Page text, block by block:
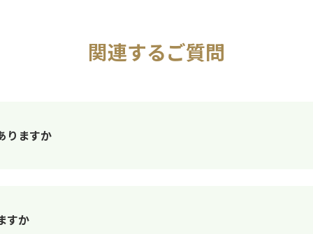
関連するご質問
りますか
すか